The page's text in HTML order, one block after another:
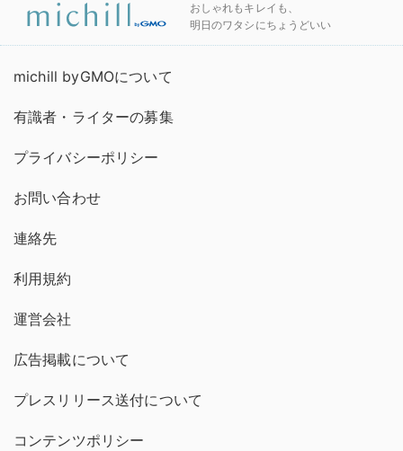
おしゃれもキレイも、
明日のワタシにちょうどいい
michill byGMOについて
有識者・ライターの募集
プライバシーポリシー
お問い合わせ
連絡先
利用規約
運営会社
広告掲載について
プレスリリース送付について
コンテンツポリシー